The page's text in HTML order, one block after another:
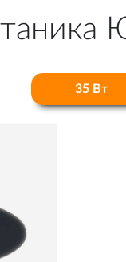
35 Вт